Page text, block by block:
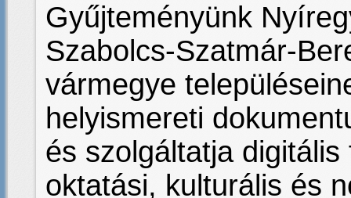
Gyűjteményünk
Szabolcs-Szatmár-
vármegye
helyismereti
és szolgáltatja digitális
oktatási, kulturális és